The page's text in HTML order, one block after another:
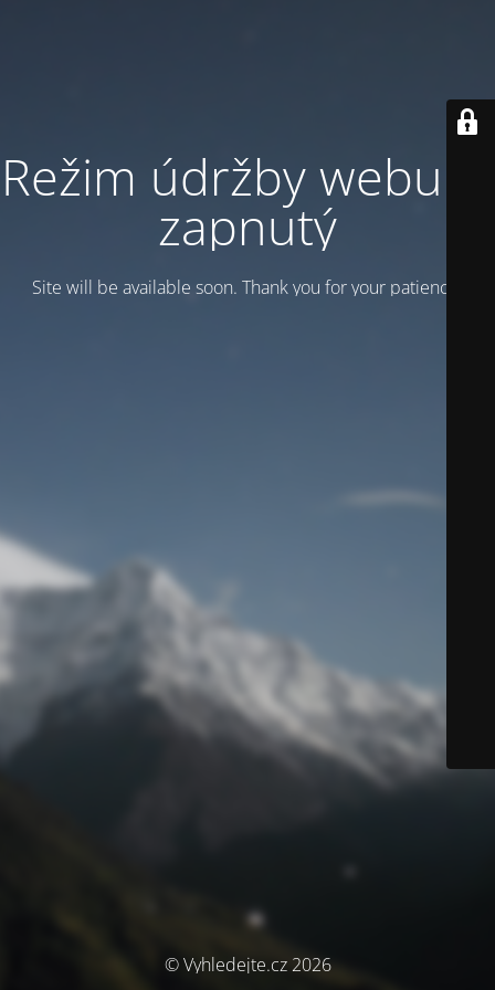
Režim údržby webu je
zapnutý
Site will be available soon. Thank you for your patience!
© Vyhledejte.cz 2026